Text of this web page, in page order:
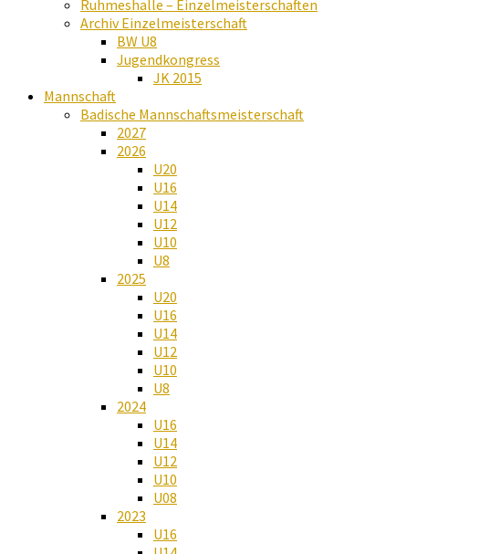
Ruhmeshalle – Einzelmeisterschaften
Archiv Einzelmeisterschaft
BW U8
Jugendkongress
JK 2015
Mannschaft
Badische Mannschaftsmeisterschaft
2027
2026
U20
U16
U14
U12
U10
U8
2025
U20
U16
U14
U12
U10
U8
2024
U16
U14
U12
U10
U08
2023
U16